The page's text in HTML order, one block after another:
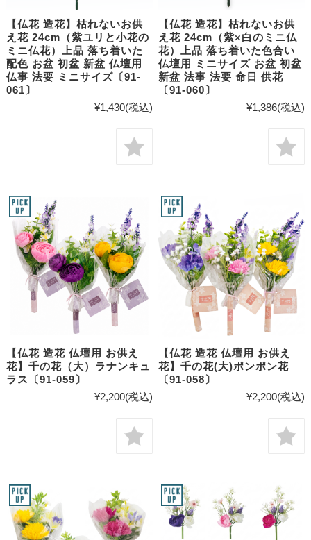
【仏花 造花】枯れないお供
え花 24cm（紫ユリと小花の
ミニ仏花）上品 落ち着いた
配色 お盆 初盆 新盆 仏壇用
仏事 法要 ミニサイズ〔91-
061〕
¥1,430(税込)
【仏花 造花】枯れないお供
え花 24cm（紫×白のミニ仏
花）上品 落ち着いた色合い
仏壇用 ミニサイズ お盆 初盆
新盆 法事 法要 命日 供花
〔91-060〕
¥1,386(税込)
【仏花 造花 仏壇用 お供え
花】千の花（大）ラナンキュ
ラス〔91-059〕
¥2,200(税込)
【仏花 造花 仏壇用 お供え
花】千の花(大)ポンポン花
〔91-058〕
¥2,200(税込)